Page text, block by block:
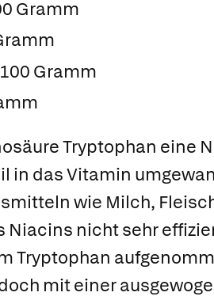
Gramm
Gramm
Tryptophan eine
in das Vitamin
wie Milch,
nicht sehr
Tryptophan
mit einer